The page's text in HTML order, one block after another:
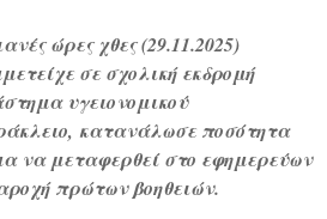
ώρες χθες (29.11.2025)
σε σχολική εκδρομή
υγειονομικού
κατανάλωσε ποσότητα
να μεταφερθεί στο εφημερεύων
πρώτων βοηθειών.